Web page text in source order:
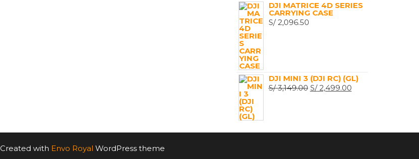
DJI MATRICE 4D SERIES
CARRYING CASE
S/2,096.50
DJI MINI 3 (DJI RC) (GL)
S/3,149.00 EL
S/ 3,149.00.
S/2,499.00EL
S/ 2,499.00.
Created with Envo Royal WordPress theme